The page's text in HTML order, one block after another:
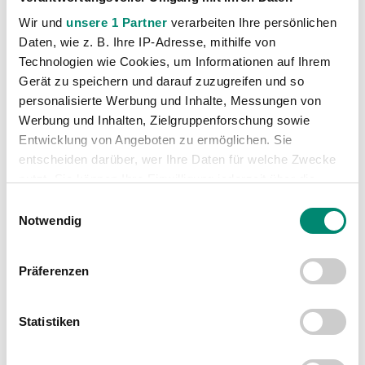
Wir und unsere 1 Partner verarbeiten Ihre persönlichen
Daten, wie z. B. Ihre IP-Adresse, mithilfe von
Technologien wie Cookies, um Informationen auf Ihrem
Gerät zu speichern und darauf zuzugreifen und so
personalisierte Werbung und Inhalte, Messungen von
Werbung und Inhalten, Zielgruppenforschung sowie
Entwicklung von Angeboten zu ermöglichen. Sie
entscheiden darüber, wer Ihre Daten für welche Zwecke
Trigger Symbol ändern oder widerrufen
Erfahren Sie mehr darüber, wie Ihre persönlichen Daten
verarbeitet werden, und legen Sie Ihre Präferenzen im
Wir verwenden Cookies, um Inhalte und Anzeigen zu
Notwendig
Präferenzen
Statistiken
Kategorien
Akademie
Allgemeine News
(606)
Damen
Junge Wikinger Ried
Nachwuchs
Profis
(1316)
Ticketing
(91)
Unkategorisiert
(2867)